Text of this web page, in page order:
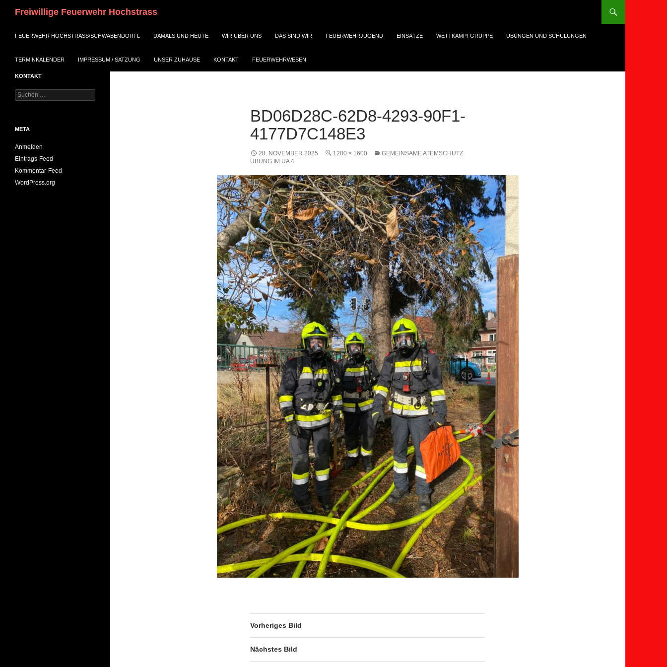
Freiwillige Feuerwehr Hochstrass
FEUERWEHR HOCHSTRASS/SCHWABENDÖRFL
DAMALS UND HEUTE WIR ÜBER UNS DAS SIND WIR FEUERWEHRJUGEND EINSÄTZE WETTKAMPFGRUPPE ÜBUNGEN UND SCHULUNGEN
TERMINKALENDER IMPRESSUM / SATZUNG UNSER ZUHAUSE KONTAKT FEUERWEHRWESEN
BD06D28C-62D8-4293-90F1-
4177D7C148E3
28. NOVEMBER 2025 1200 × 1600
GEMEINSAME ATEMSCHUTZ
ÜBUNG IM UA 4
Vorheriges Bild
Nächstes Bild
KONTAKT
Suchen
nach:
META
Anmelden
Eintrags-Feed
Kommentar-Feed
WordPress.org